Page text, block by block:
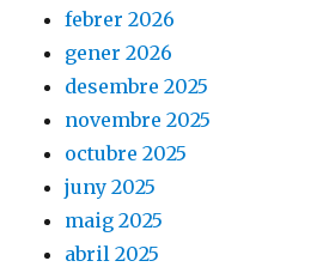
febrer 2026
gener 2026
desembre 2025
novembre 2025
octubre 2025
juny 2025
maig 2025
abril 2025